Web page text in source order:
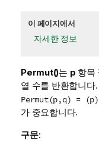
이 페이지에서
자세한 정보
Permut()는 p 항목
열 수를 반환합니다
Permut(p,q) =
가 중요합니다.
구문: